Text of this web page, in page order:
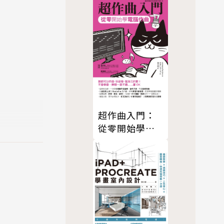
性的聲
超作曲入門：
從零開始學電
腦作曲